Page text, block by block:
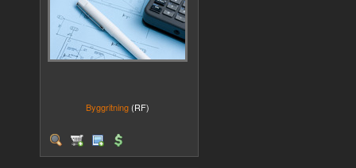
Byggritning (RF)